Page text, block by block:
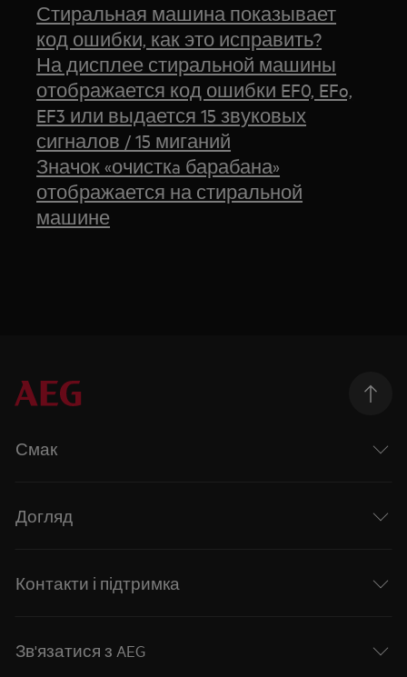
Стиральная машина показывает
код ошибки, как это исправить?
На дисплее стиральной машины
отображается код ошибки EF0, EFo,
EF3 или выдается 15 звуковых
сигналов / 15 миганий
Значок «очисткa барабана»
отображается на стиральной
машине
Смак
Догляд
Контакти і підтримка
Зв'язатися з AEG